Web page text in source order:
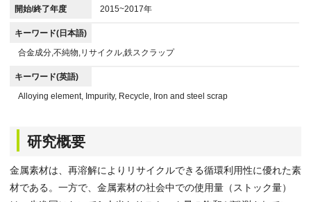
開始/終了年度 2015~2017年
キーワード(日本語)
合金成分,不純物,リサイクル,鉄スクラップ
キーワード(英語)
Alloying element, Impurity, Recycle, Iron and steel scrap
研究概要
金属素材は、再溶解によりリサイクルできる循環利用性に優れた素
材である。一方で、金属素材の社会中での使用量（ストック量）